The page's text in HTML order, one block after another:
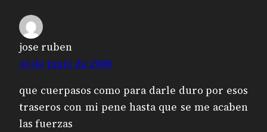
jose ruben
16 de junio de 2008
que cuerpasos como para darle duro por esos
traseros con mi pene hasta que se me acaben
las fuerzas